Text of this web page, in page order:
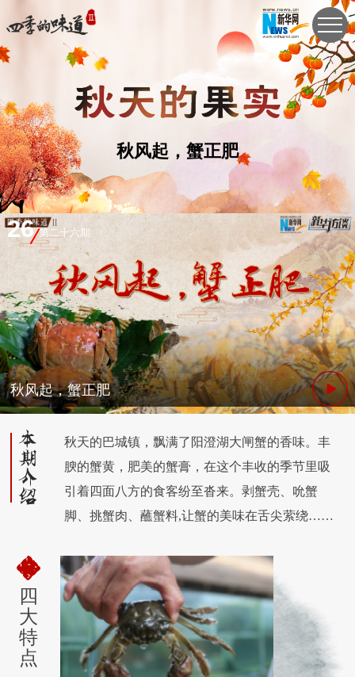
秋风起，蟹正肥
26 第二十六期
秋风起，蟹正肥
秋天的巴城镇，飘满了阳澄湖大闸蟹的香味。丰
腴的蟹黄，肥美的蟹膏，在这个丰收的季节里吸
引着四面八方的食客纷至沓来。剥蟹壳、吮蟹
脚、挑蟹肉、蘸蟹料,让蟹的美味在舌尖萦绕……
四
大
特
点